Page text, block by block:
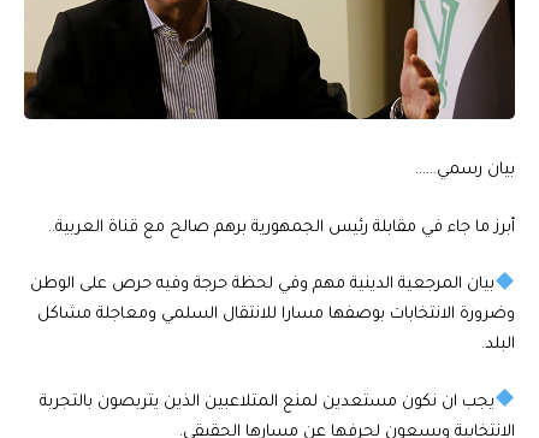
بيان رسمي……
أبرز ما جاء في مقابلة رئيس الجمهورية برهم صالح مع قناة العربية..
بيان المرجعية الدينية مهم وفي لحظة حرجة وفيه حرص على الوطن
وضرورة الانتخابات بوصفها مسارا للانتقال السلمي ومعاجلة مشاكل
البلد.
يجب ان نكون مستعدين لمنع المتلاعبين الذين يتربصون بالتجربة
الانتخابية ويسعون لحرفها عن مسارها الحقيقي.